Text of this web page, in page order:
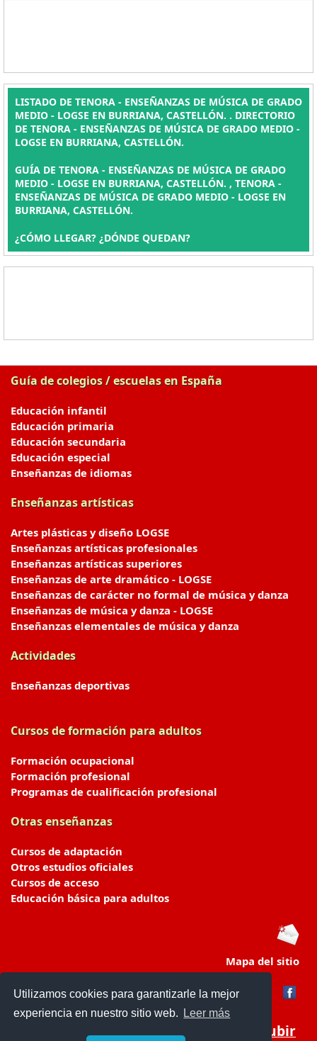
Utilizamos cookies para garantizarle la mejor
experiencia en nuestro sitio web.
Leer más
LISTADO DE TENORA - ENSEÑANZAS DE MÚSICA DE GRADO
MEDIO - LOGSE EN BURRIANA, CASTELLÓN. . DIRECTORIO
DE TENORA - ENSEÑANZAS DE MÚSICA DE GRADO MEDIO -
LOGSE EN BURRIANA, CASTELLÓN.
GUÍA DE TENORA - ENSEÑANZAS DE MÚSICA DE GRADO
MEDIO - LOGSE EN BURRIANA, CASTELLÓN. , TENORA -
ENSEÑANZAS DE MÚSICA DE GRADO MEDIO - LOGSE EN
BURRIANA, CASTELLÓN.
¿CÓMO LLEGAR? ¿DÓNDE QUEDAN?
Guía de colegios / escuelas en España
Educación infantil
Educación primaria
Educación secundaria
Educación especial
Enseñanzas de idiomas
Enseñanzas artísticas
Artes plásticas y diseño LOGSE
Enseñanzas artísticas profesionales
Enseñanzas artísticas superiores
Enseñanzas de arte dramático - LOGSE
Enseñanzas de carácter no formal de música y danza
Enseñanzas de música y danza - LOGSE
Enseñanzas elementales de música y danza
Actividades
Enseñanzas deportivas
Cursos de formación para adultos
Formación ocupacional
Formación profesional
Programas de cualificación profesional
Otras enseñanzas
Cursos de adaptación
Otros estudios oficiales
Cursos de acceso
Educación básica para adultos
Mapa del sitio
Subir